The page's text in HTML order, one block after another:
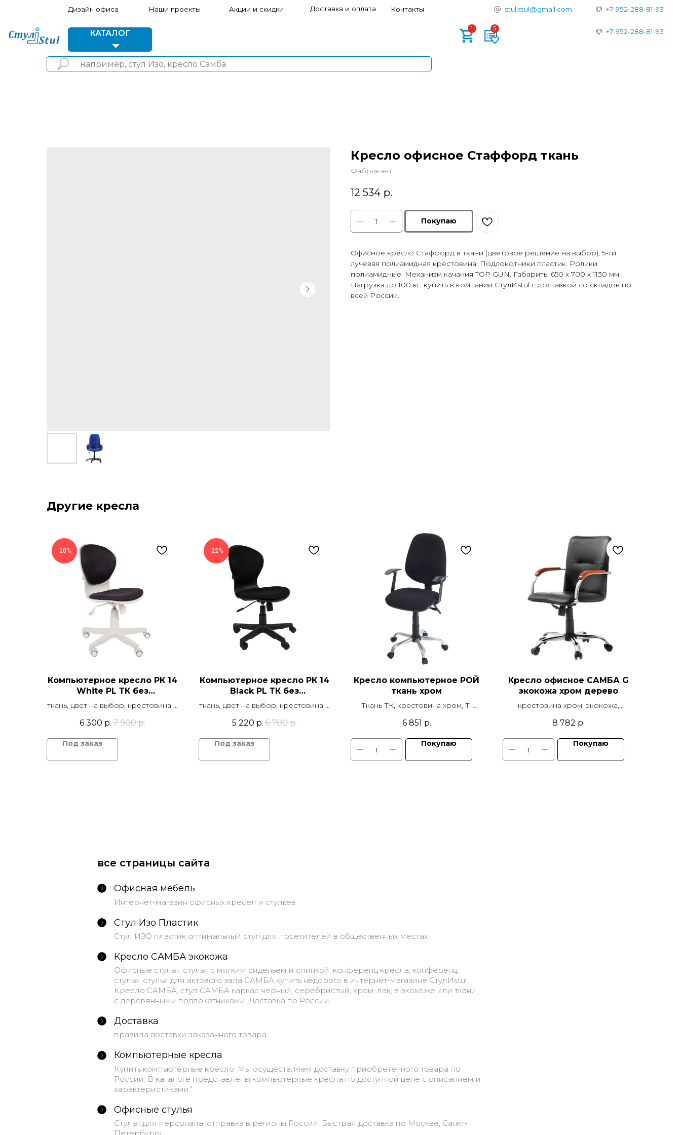
Дизайн офиса Контакты +7-952-288-81-93
stulistul@gmail.com
Доставка и оплата
Наши проекты Акции и скидки
КАТАЛОГ
Кресло офисное Стаффорд ткань
Фабрикант
12 534 р.
Покупаю
Офисное кресло Стаффорд в ткани (цветовое решение на выбор), 5-ти
лучевая полиамидная крестовина. Подлокотники пластик. Ролики
полиамидные. Механизм качания TOP GUN. Габариты 650 x 700 x 1130 мм.
Нагрузка до 100 кг. купить в компании СтулИstul с доставкой со складов по
всей России.
Другие кресла
-20%
Компьютерное кресло РК 14
White PL ТК без
подлокотников
ткань, цвет на выбор, крестовина d
регулировки по высоте
6 300 р. 7 900 р.
-22%
Компьютерное кресло РК 14
Black PL ТК без
подлокотников
ткань, цвет на выбор, крестовина d
TOP GUN
5 220 р. 6 700 р.
Кресло компьютерное РОЙ
ткань хром
Ткань ТК, крестовина хром, Т-
синхромеханизм качания
6 851 р.
Покупаю
Кресло офисное САМБА G
экокожа хром дерево
крестовина хром, экокожа,
механизм качания TOP GUN,
ролики полиамидные
8 782 р.
Покупаю
все страницы сайта
Офисная мебель
Интернет-магазин офисных кресел и стульев
Стул Изо Пластик
Стул ИЗО пластик оптимальный стул для посетителей в общественных местах
Кресло САМБА экокожа
Офисные стулья, стулья с мягким сиденьем и спинкой, конференц кресла, конференц
стулья, стулья для актового зала САМБА купить недорого в интернет-магазине СтулИstul.
Кресло САМБА, стул САМБА каркас черный, серебристый, хром-лак, в экокоже или ткани
с деревянными подлокотниками. Доставка по России.
Доставка
правила доставки заказанного товара
Компьютерные кресла
Купить компьютерные кресло. Мы осуществляем доставку приобретенного товара по
России. В каталоге представлены компьютерные кресла по доступной цене с описанием и
характеристиками."
Офисные стулья
Стулья для персонала. отправка в регионы России. Быстрая доставка по Москве, Санкт-